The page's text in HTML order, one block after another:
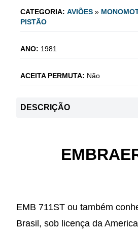
CATEGORIA: AVIÕES »
PISTÃO
ANO: 1981
ACEITA PERMUTA: Não
DESCRIÇÃO
EMB 711ST ou também
Brasil, sob licença da